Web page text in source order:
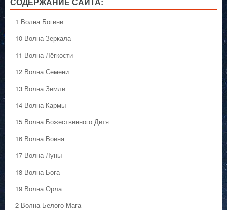
СОДЕРЖАНИЕ САЙТА:
1 Волна Богини
10 Волна Зеркала
11 Волна Лёгкости
12 Волна Семени
13 Волна Земли
14 Волна Кармы
15 Волна Божественного Дитя
16 Волна Воина
17 Волна Луны
18 Волна Бога
19 Волна Орла
2 Волна Белого Мага